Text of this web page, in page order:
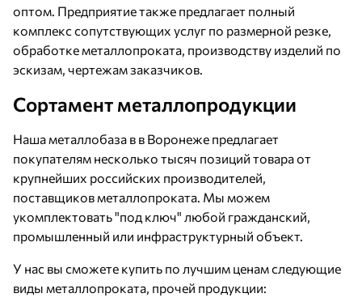
оптом. Предприятие также предлагает полный
комплекс сопутствующих услуг по размерной резке,
обработке металлопроката, производству изделий по
эскизам, чертежам заказчиков.
Сортамент металлопродукции
Наша металлобаза в в Воронеже предлагает
покупателям несколько тысяч позиций товара от
крупнейших российских производителей,
поставщиков металлопроката. Мы можем
укомплектовать "под ключ" любой гражданский,
промышленный или инфраструктурный объект.
У нас вы сможете купить по лучшим ценам следующие
виды металлопроката, прочей продукции: